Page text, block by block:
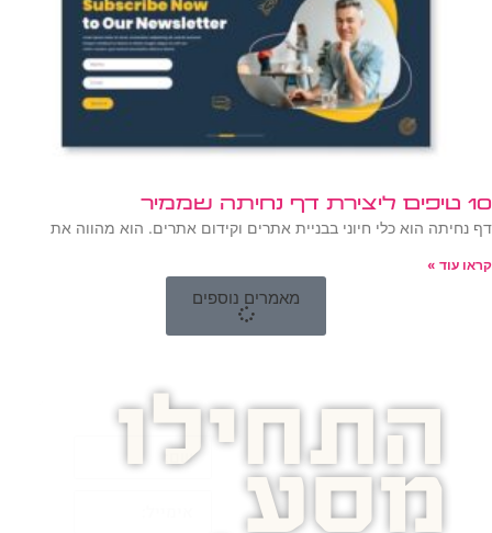
10 טיפים ליצירת דף נחיתה שממיר
דף נחיתה הוא כלי חיוני בבניית אתרים וקידום אתרים. הוא מהווה את
קראו עוד »
מאמרים נוספים
התחילו
מסע